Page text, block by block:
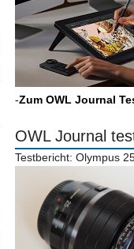
-Zum OWL Journal
OWL Journal
Testbericht: Olympus